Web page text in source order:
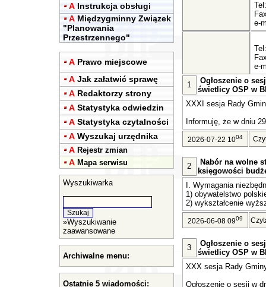
A Instrukcja obsługi
A Międzygminny Związek
"Planowania
Przestrzennego"
A Prawo miejscowe
A Jak załatwić sprawę
A Redaktorzy strony
A Statystyka odwiedzin
A Statystyka czytalności
A Wyszukaj urzędnika
A Rejestr zmian
A Mapa serwisu
Wyszukiwarka
»Wyszukiwanie
zaawansowane
Archiwalne menu:
Ostatnie 5 wiadomości:
Tel:
e-
Tel:
e-
1
Ogłoszenie o
świetlicy OSP w
XXXI sesja Rady
Informuję, że w dniu
2026-07-22 1004
2
Nabór na wolne
księgowości
I. Wymagania
1) obywatelstwo
2) wykształcenie
2026-06-08 0909
3
Ogłoszenie o
świetlicy OSP w
XXX sesja Rady
Ogłoszenie o sesji w